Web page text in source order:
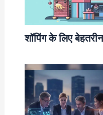
शॉपिंग के लिए